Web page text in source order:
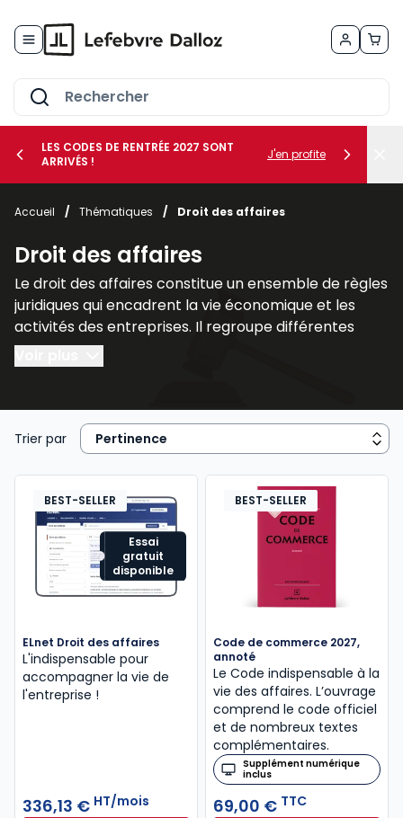
le sous-menu Vos métiers
le sous-menu Vos besoins
LES CODES DE RENTRÉE 2027 SONT
ARRIVÉS !
J'en profite
Accueil / Thématiques / Droit des affaires
Droit des affaires
Le droit des affaires constitue un ensemble de règles
juridiques qui encadrent la vie économique et les
activités des entreprises. Il regroupe différentes
branches du droit qui interviennent dans la création,
la gestion et la protection des sociétés ainsi que
concurrents. Cette discipline se situe au carrefour du
droit commercial, du droit des sociétés, du droit
fiscal et du droit social, et elle offre une vision
globale indispensable à la compréhension du monde
des affaires. Pour les étudiants, le droit des affaires
est une matière structurante qui permet de saisir les
interactions entre différentes spécialités juridiques.
Pour les praticiens et les dirigeants, il s’agit d’un outil
stratégique garantissant sécurité, efficacité et
développement économique. Les ouvrages Lefebvre
solutions concrètes pour appréhender la
complexité du droit des affaires et son application
pratique.
Trier par
Essai
gratuit
disponible
BEST-SELLER
ELnet Droit des affaires
L'indispensable pour
accompagner la vie de
l'entreprise !
336,13 € HT/mois
BEST-SELLER
Code de commerce 2027,
annoté
Le Code indispensable à la
vie des affaires. L’ouvrage
comprend le code officiel
et de nombreux textes
complémentaires.
Supplément numérique
inclus
69,00 € TTC